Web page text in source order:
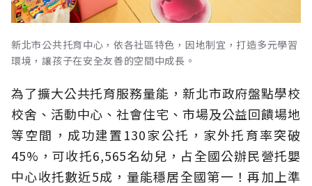
新北市公共托育中心，依各社區特色，因地制宜，打造多元學習
環境，讓孩子在安全友善的空間中成長。
為了擴大公共托育服務量能，新北市政府盤點學校
校舍、活動中心、社會住宅、市場及公益回饋場地
等空間，成功建置130家公托，家外托育率突破
45%，可收托6,565名幼兒，占全國公辦民營托嬰
中心收托數近5成，量能穩居全國第一！再加上準